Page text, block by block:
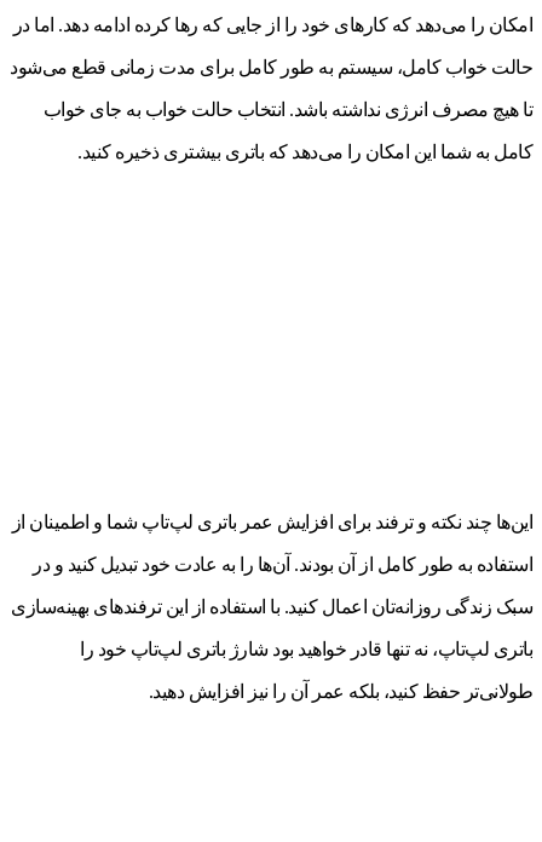
امکان را می‌دهد که کارهای خود را از جایی که رها کرده ادامه دهد. اما در
حالت خواب کامل، سیستم به طور کامل برای مدت زمانی قطع می‌شود
تا هیچ مصرف انرژی نداشته باشد. انتخاب حالت خواب به جای خواب
کامل به شما این امکان را می‌دهد که باتری بیشتری ذخیره کنید.
این‌ها چند نکته و ترفند برای افزایش عمر باتری لپ‌تاپ شما و اطمینان از
استفاده به طور کامل از آن بودند. آن‌ها را به عادت خود تبدیل کنید و در
سبک زندگی روزانه‌تان اعمال کنید. با استفاده از این ترفندهای بهینه‌سازی
باتری لپ‌تاپ، نه تنها قادر خواهید بود شارژ باتری لپ‌تاپ خود را
طولانی‌تر حفظ کنید، بلکه عمر آن را نیز افزایش دهید.